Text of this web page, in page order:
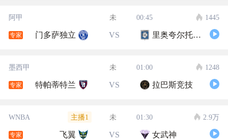
阿甲 未 00:45 1445
专家 门多萨独立 VS 里奥夸尔托学生队
墨西甲 未 01:00 1248
专家 特帕蒂特兰 VS 拉巴斯竞技
WNBA 主播1 未 01:30 2.9万
专家 飞翼 VS 女武神